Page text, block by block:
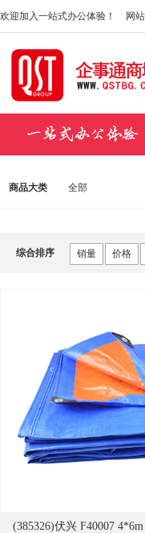
欢迎加入一站式办公体验！ 网
商品大类 全部
综合排序 销量 价格